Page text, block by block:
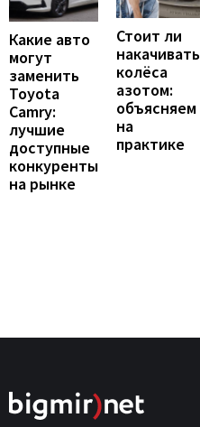
Какие авто
могут
заменить
Toyota
Camry:
лучшие
доступные
конкуренты
на рынке
Стоит ли
накачивать
колёса
азотом:
объясняем
на
практике